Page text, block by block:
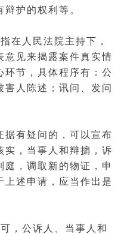
护的权利等。
在人民法院主持下，
意见来揭露案件真实情
环节，具体程序有：公
害人 陈述；讯问、发问
据有疑问的，可以宣布
实，当事人和辩掮，诉
庭，调取新的物证 ，申
上述申请，应当作出是
，公诉人、当事人和